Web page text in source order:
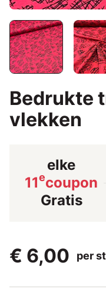
Bedrukte
vlekken
elke
11ecoupon
Gratis
€ 6,00 per